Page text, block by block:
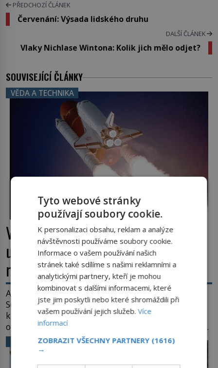
PŘEDCHOZÍ ČLÁNEK
Červenání: Výsada lidského druhu
DALŠÍ ČLÁNEK
Vlaky Nichlase Wintona: Kolik jich mělo odjet?
SOUVISEJÍCÍ ČLÁNKY
VĚDA A TECHNIKA
Výbuch, muzeum a promenáda v
ulicích. Pět osudů nejslavnějších
raketoplánů
Ani zima nezkazí přítomným slavnostní okamžik.
Se slunečními brýlemi hledí na startující raketu,
která má do vesmíru vynést kromě posádky také
obyčejnou učitelku. Po několika sekundách všem
ztuhnou úsměvy, stroj totiž exploduje. Jejich
konstrukce není z levného kraje, daňové
poplatníky stojí miliardy dolarů. Na druhou stranu
VĚDA A TECHNIKA
Tyto webové stránky
používají soubory cookie.
K personalizaci obsahu, reklam a analýze
návštěvnosti používáme soubory cookie.
Informace o vašem používání našich
stránek také sdílíme s našimi reklamními a
analytickými partnery, kteří je mohou
kombinovat s dalšími informacemi, které
jste jim poskytli nebo které shromáždili při
vašem používání jejich služeb.Více
informací
ZOBRAZIT VŠECHNY PARTNERY (1616)
→